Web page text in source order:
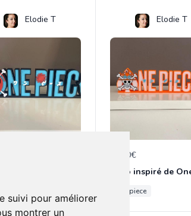
suivi pour améliorer
montrer un
Elodie T Elodie T
15.00€
one piece